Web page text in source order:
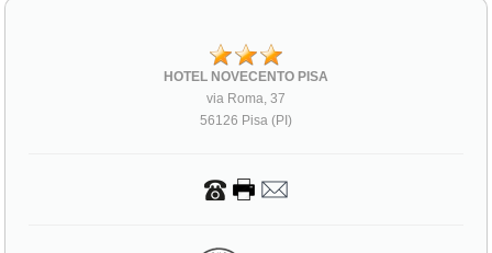
HOTEL NOVECENTO PISA
via Roma, 37
56126 Pisa (PI)